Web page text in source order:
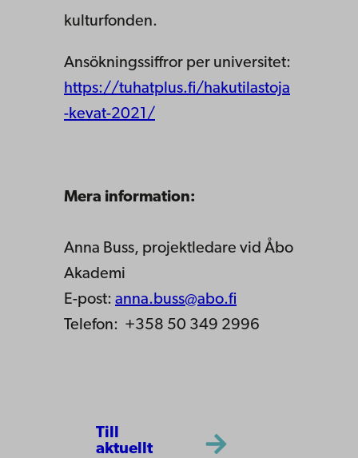
kulturfonden.
Ansökningssiffror per universitet:
https://tuhatplus.fi/hakutilastoja
-kevat-2021/
Mera information:
Anna Buss, projektledare vid Åbo
Akademi
E-post: anna.buss@abo.fi
Telefon: +358 50 349 2996
Till
aktuellt